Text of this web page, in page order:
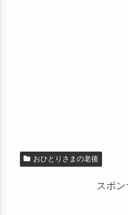
おひとりさまの老後
スポン